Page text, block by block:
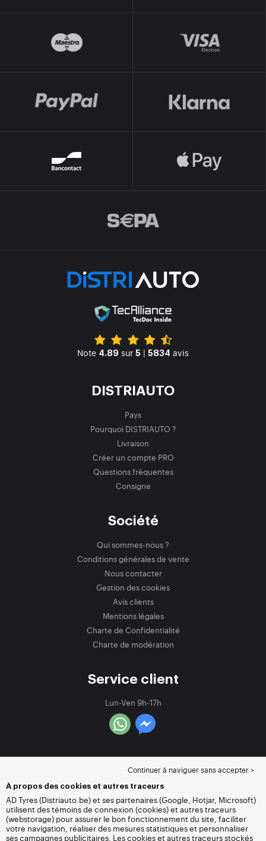
Note 4.89 sur 5 | 5834 avis
DISTRIAUTO
Pays
Pourquoi DISTRIAUTO ?
Livraison
Créer un compte PRO
Questions fréquentes
Consigne
Société
Qui sommes-nous ?
Conditions générales de vente
Nous contacter
Gestion des cookies
Avis clients
Mentions légales
Charte de Confidentialité
Charte de modération
Service client
Lun-Ven 9h-17h
Continuer à naviguer sans accepter >
À propos des cookies et autres traceurs
AD Tyres (Distriauto.be) et ses partenaires (Google, Hotjar, Microsoft)
utilisent des témoins de connexion (cookies) et autres traceurs
(webstorage) pour assurer le bon fonctionnement du site, faciliter
votre navigation, réaliser des mesures statistiques et personnaliser
ses campagnes publicitaires. Les cookies et autres traceurs stockés